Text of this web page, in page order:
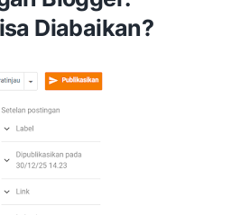
Diabaikan?